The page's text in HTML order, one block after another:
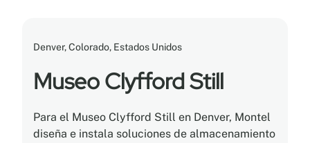
Denver, Colorado, Estados Unidos
Museo Clyfford Still
Para el Museo Clyfford Still en Denver, Montel
diseña e instala soluciones de almacenamiento